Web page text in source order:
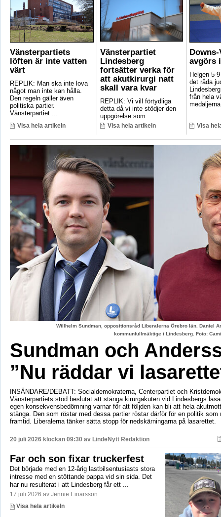
Vänsterpartiets
löften är inte vatten
värt
REPLIK: Man ska inte lova
något man inte kan hålla.
Den regeln gäller även
politiska partier.
Vänsterpartiet ...
Visa hela artikeln
Vänsterpartiet
Lindesberg
fortsätter verka för
att akutkirurgi natt
skall vara kvar
REPLIK: Vi vill förtydliga
detta då vi inte stödjer den
uppgörelse som...
Visa hela artikeln
avgörs
Helgen 5-
det råda
från hela
Visa
Willhelm Sundman, oppositionsråd Liberalerna Örebro län. Daniel
kommunfullmäktige i Lindesberg. Foto:
Sundman och
”Nu räddar vi
INSÄNDARE/DEBATT: Socialdemokraterna, Centerpartiet och
Vänsterpartiets stöd beslutat att stänga kirurgakuten vid Lindesbergs
egen konsekvensbedömning varnar för att följden kan bli att hela
stänga. Den som röstar med dessa partier röstar därför för en politik som
framtid. Liberalerna tänker sätta stopp för nedskärningarna på lasarettet.
20 juli 2026 klockan 09:30 av LindeNytt Redaktion
Far och son fixar truckerfest
Det började med en 12-årig lastbilsentusiasts stora
intresse med en stöttande pappa vid sin sida. Det
har nu resulterat i att Lindesberg får ett ...
17 juli 2026 av Jennie Einarsson
Visa hela artikeln